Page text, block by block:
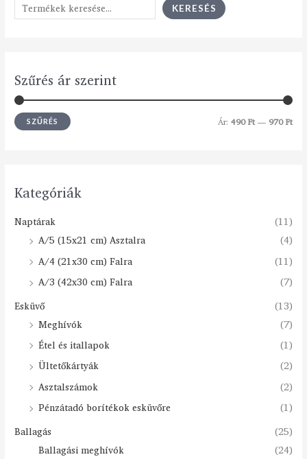
KERESÉS
Szűrés ár szerint
SZŰRÉS Ár: 490 Ft— 970 Ft
Kategóriák
Naptárak
(11)
A/5 (15x21 cm) Asztalra
(4)
A/4 (21x30 cm) Falra
(11)
A/3 (42x30 cm) Falra
(7)
Esküvő
(13)
Meghívók
(7)
Étel és itallapok
(1)
Ültetőkártyák
(2)
Asztalszámok
(2)
Pénzátadó borítékok esküvőre
(1)
Ballagás
(25)
Ballagási meghívók
(24)